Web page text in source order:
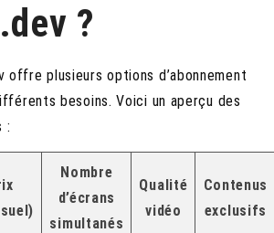
?
offre plusieurs options d’abonnement
besoins. Voici un aperçu des
:
Nombre
d’écrans
simultanés
Qualité
vidéo
Contenus
exclusifs